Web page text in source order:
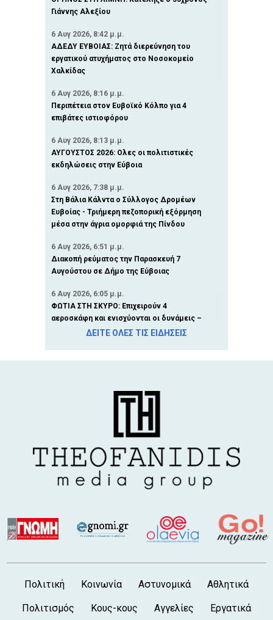
Γιάννης Αλεξίου
6 Αυγ 2026, 8:42 μ.μ.
ΑΔΕΔΥ ΕΥΒΟΙΑΣ: Ζητά διερεύνηση του
εργατικού ατυχήματος στο Νοσοκομείο
Χαλκίδας
6 Αυγ 2026, 8:16 μ.μ.
Περιπέτεια στον Ευβοϊκό Κόλπο για 4
επιβάτες ιστιοφόρου
6 Αυγ 2026, 8:13 μ.μ.
ΑΥΓΟΥΣΤΟΣ 2026: Ολες οι πολιτιστικές
εκδηλώσεις στην Εύβοια
6 Αυγ 2026, 7:38 μ.μ.
Στη Βάλια Κάλντα ο Σύλλογος Δρομέων
Ευβοίας - Τριήμερη πεζοπορική εξόρμηση
μέσα στην άγρια ομορφιά της Πίνδου
6 Αυγ 2026, 6:51 μ.μ.
Διακοπή ρεύματος την Παρασκευή 7
Αυγούστου σε Δήμο της Εύβοιας
6 Αυγ 2026, 6:05 μ.μ.
ΦΩΤΙΑ ΣΤΗ ΣΚΥΡΟ: Επιχειρούν 4
αεροσκάφη και ενισχύονται οι δυνάμεις –
Πυροσβεστικά οχήματα στο λιμάνι της
βούτηξε στο κενό και έπεσε στη θάλασσα
γυμναστήριο Ψαχνών - Στην τελική ευθεία
το έργο
6 Αυγ 2026, 4:37 μ.μ.
ΕΟΔΥ: Έξι θάνατοι από τον ιό του Δυτικού
6 Αυγ 2026, 4:00 μ.μ.
Νέος διπλωματούχος μηχανικός ο
Χαλκιδέος Κωστής Λιαλιάρης
6 Αυγ 2026, 3:20 μ.μ.
ΑΥΛΙΔΑ: Καταγγελία για χόρτα 1,5 μέτρου
στις εγκαταστάσεις της ΕΡΤ κοντά στον
Φάρο (φωτό)
ΔΕΙΤΕ ΟΛΕΣ ΤΙΣ ΕΙΔΗΣΕΙΣ
Πολιτική Κοινωνία Αστυνομικά Αθλητικά
Πολιτισμός Κους-κους Αγγελίες Εργατικά